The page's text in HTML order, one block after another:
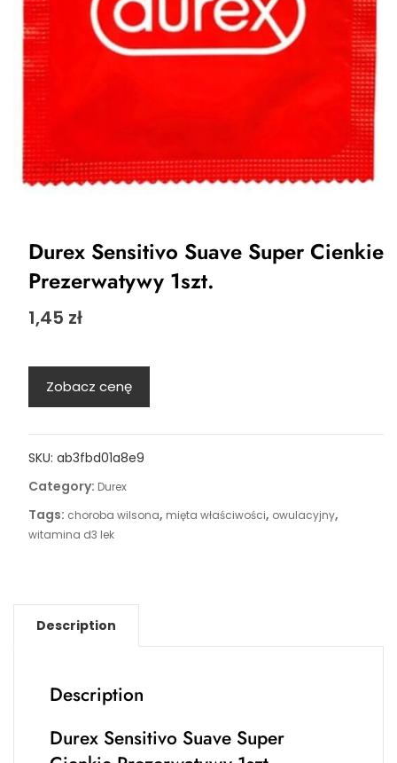
Durex Sensitivo Suave Super Cienkie
Prezerwatywy 1szt.
1,45 zł
Zobacz cenę
SKU: ab3fbd01a8e9
Category: Durex
Tags: choroba wilsona, mięta właściwości, owulacyjny,
witamina d3 lek
Description
Description
Durex Sensitivo Suave Super